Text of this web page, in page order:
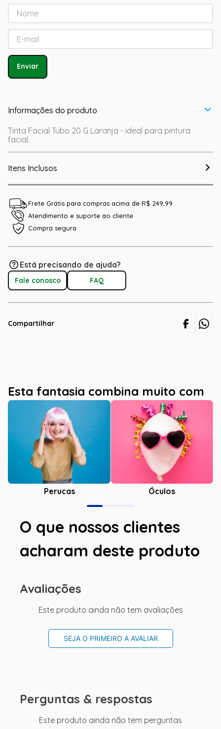
Enviar
Informações do produto
Tinta Facial Tubo 20 G Laranja - ideal para pintura
facial.
Itens Inclusos
Frete Grátis para compras acima de R$ 249,99
Atendimento e suporte ao cliente
Compra segura
Está precisando de ajuda?
Fale conosco FAQ
Compartilhar
Esta fantasia combina muito com
Perucas Óculos
O que nossos clientes
acharam deste produto
Avaliações
Este produto ainda não tem avaliações
SEJA O PRIMEIRO A AVALIAR
Perguntas & respostas
Este produto ainda não tem perguntas